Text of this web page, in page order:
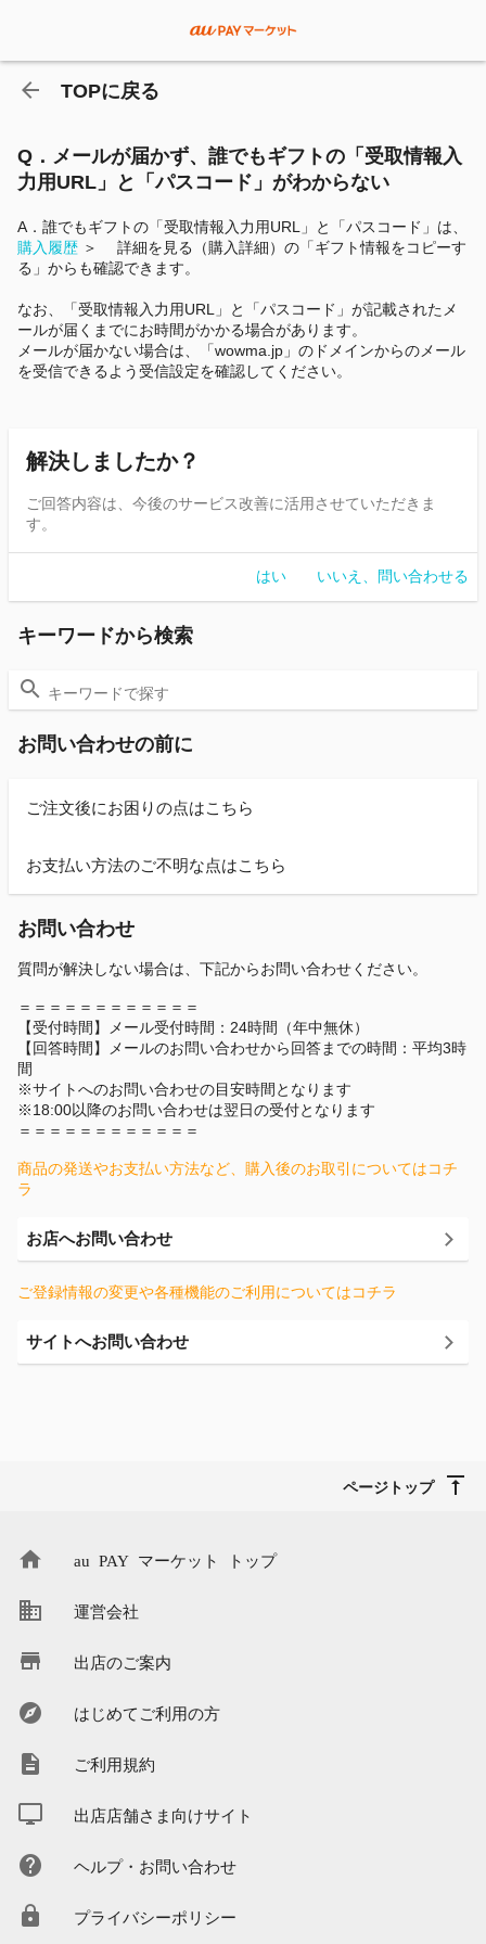
TOPに戻る
Q．メールが届かず、誰でもギフトの「受取情報入
力用URL」と「パスコード」がわからない
A．誰でもギフトの「受取情報入力用URL」と「パスコード」は、
購入履歴 ＞ 詳細を見る（購入詳細）の「ギフト情報をコピーす
る」からも確認できます。
なお、「受取情報入力用URL」と「パスコード」が記載されたメ
ールが届くまでにお時間がかかる場合があります。
メールが届かない場合は、「wowma.jp」のドメインからのメール
を受信できるよう受信設定を確認してください。
解決しましたか？
ご回答内容は、今後のサービス改善に活用させていただきま
す。
はい いいえ、問い合わせる
キーワードから検索
お問い合わせの前に
ご注文後にお困りの点はこちら
お支払い方法のご不明な点はこちら
お問い合わせ
質問が解決しない場合は、下記からお問い合わせください。
＝＝＝＝＝＝＝＝＝＝＝＝
【受付時間】メール受付時間：24時間（年中無休）
【回答時間】メールのお問い合わせから回答までの時間：平均3時
間
※サイトへのお問い合わせの目安時間となります
※18:00以降のお問い合わせは翌日の受付となります
＝＝＝＝＝＝＝＝＝＝＝＝
商品の発送やお支払い方法など、購入後のお取引についてはコチ
ラ
お店へお問い合わせ
ご登録情報の変更や各種機能のご利用についてはコチラ
サイトへお問い合わせ
ページトップ
au PAY マーケット トップ
運営会社
出店のご案内
はじめてご利用の方
ご利用規約
出店店舗さま向けサイト
ヘルプ・お問い合わせ
プライバシーポリシー